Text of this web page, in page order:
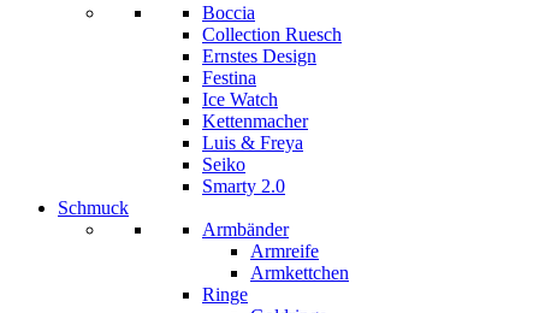
Boccia
Collection Ruesch
Ernstes Design
Festina
Ice Watch
Kettenmacher
Luis & Freya
Seiko
Smarty 2.0
Schmuck
Armbänder
Armreife
Armkettchen
Ringe